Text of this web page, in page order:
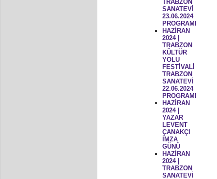
TRABZON
SANATEVİ
23.06.2024
PROGRAMI
HAZİRAN
2024 |
TRABZON
KÜLTÜR
YOLU
FESTİVALİ
TRABZON
SANATEVİ
22.06.2024
PROGRAMI
HAZİRAN
2024 |
YAZAR
LEVENT
ÇANAKÇI
İMZA
GÜNÜ
HAZİRAN
2024 |
TRABZON
SANATEVİ